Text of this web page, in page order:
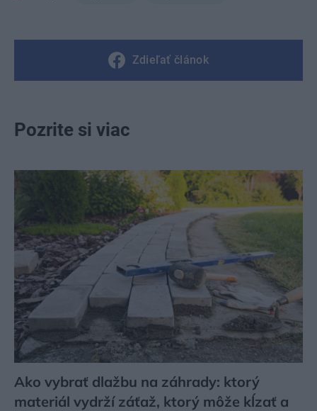
Zdieľať článok
Pozrite si viac
Ako vybrať dlažbu na záhrady: ktorý
materiál vydrží záťaž, ktorý môže kĺzať a